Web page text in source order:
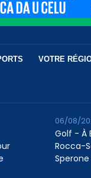
VOTRE
Golf - À
Rocca-
Sperone
06/08/